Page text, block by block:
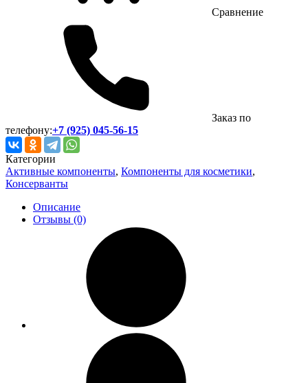
Сравнение
Заказ по
телефону:+7 (925) 045-56-15
Категории
Активные компоненты, Компоненты для косметики,
Консерванты
Описание
Отзывы (0)